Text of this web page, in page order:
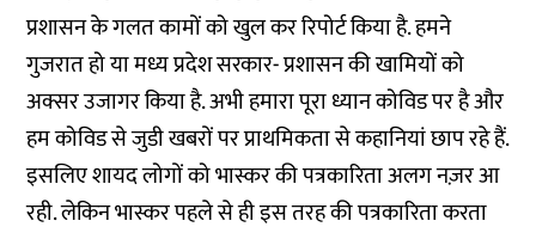
प्रशासन के गलत कामों को खुल कर रिपोर्ट किया है. हमने
गुजरात हो या मध्य प्रदेश सरकार- प्रशासन की खामियों को
अक्सर उजागर किया है. अभी हमारा पूरा ध्यान कोविड पर है और
हम कोविड से जुडी खबरों पर प्राथमिकता से कहानियां छाप रहे हैं.
इसलिए शायद लोगों को भास्कर की पत्रकारिता अलग नज़र आ
रही. लेकिन भास्कर पहले से ही इस तरह की पत्रकारिता करता